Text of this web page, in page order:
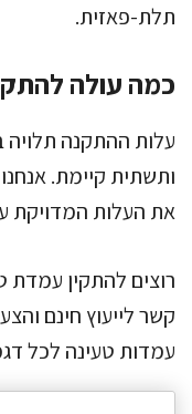
תלת-פאזית.
כמה עולה
עלות ההתקנה
ותשתית קיימת.
את העלות המדויקת
רוצים להתקין עמדת
קשר לייעוץ חינם
עמדות טעינה לכל